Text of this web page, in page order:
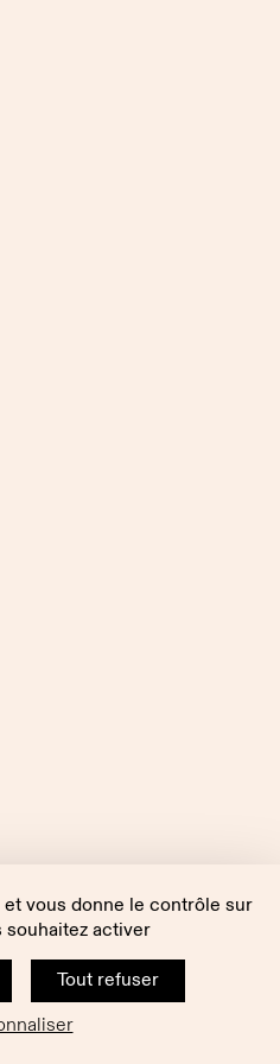
vous donne le contrôle sur
souhaitez activer
Tout refuser